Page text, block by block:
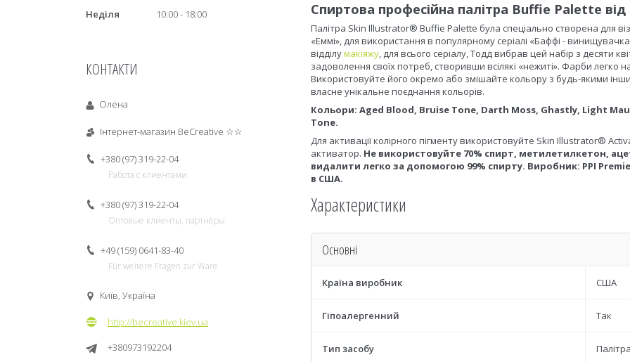
Спиртова професійна палітра Buffie Palette
Палітра Skin Illustrator® Buffie Palette була спеціально створена для
«Еммі», для використання в популярному серіалі «Баффі -
відділумакіяжу, для всього серіалу, Тодд вибрав цей набір з десяти
задоволення своїх потреб, створивши всілякі «нежиті». Фарби
Використовуйте його окремо або змішайте кольору з будь-якими
власне унікальне поєднання кольорів.
Кольори: Aged Blood, Bruise Tone, Darth Moss, Ghastly, Light
Tone.
Для активації колірного пігменту використовуйте Skin Illustrator®
активатор. Не використовуйте 70% спирт, метилетилкетон,
видалити легко за допомогою 99% спирту. Виробник: PPI
в США.
Характеристики
Основні
Країна виробник США
Гіпоалергенний Так
Тип засобу Палітра
Неділя
10:00 18:00
КОНТАКТИ
Олена
Інтернет-магазин BeCreative ☆☆
+380 (97) 319-22-04
Работа с клиентами
+380 (97) 319-22-04
Оптовые клиенты, партнёры
+49 (159) 0641-83-40
Für weitere Fragen zur Ware
Київ, Україна
http://becreative.kiev.ua
+380973192204